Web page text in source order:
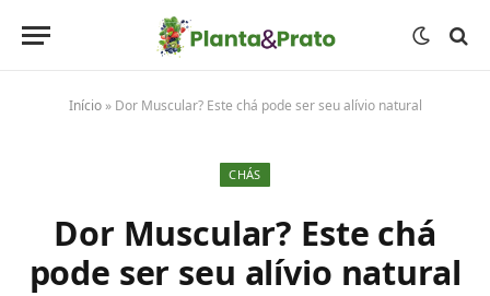
Início» Dor Muscular? Este chá pode ser seu alívio natural
CHÁS
Dor Muscular? Este chá
pode ser seu alívio natural